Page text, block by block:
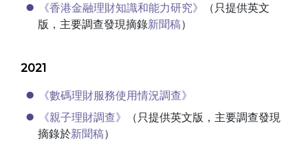
《香港金融理財知識和能力研究》
（只提供英文
版，主要調查發現摘錄新聞稿）
2021
《數碼理財服務使用情況調查》
《親子理財調查》
（只提供英文版，主要調查發現
摘錄於新聞稿）